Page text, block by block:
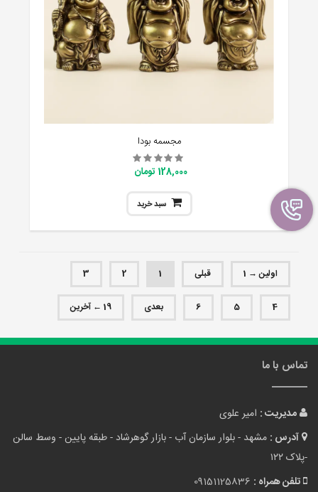
مجسمه بودا
128,000 تومان
سبد خرید
اولین → 1 قبلی 1
2
3
4
5
6 بعدی 19 ← آخرین
تماس با ما
مدیریت : امیر علوی
آدرس : مشهد - بلوار سازمان آب - بازار گوهرشاد - طبقه پایین - وسط سالن
-پلاک ۱۲۲
تلفن همراه : 09151125836